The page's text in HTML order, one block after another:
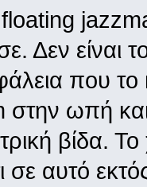
Δεν είναι
που
στην ωπή
βίδα.
σε αυτό